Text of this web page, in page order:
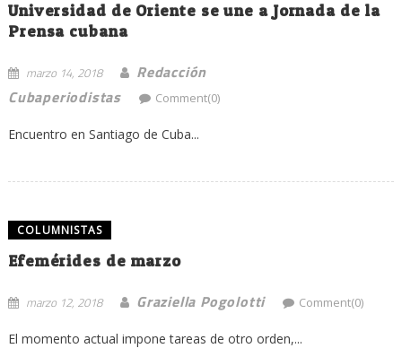
Universidad de Oriente se une a Jornada de la
Prensa cubana
marzo 14, 2018
Redacción
Cubaperiodistas
Comment(0)
Encuentro en Santiago de Cuba...
COLUMNISTAS
Efemérides de marzo
marzo 12, 2018 Graziella Pogolotti Comment(0)
El momento actual impone tareas de otro orden,...